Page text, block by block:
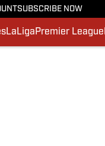
SUBSCRIBE NOW
LaLiga Premier League